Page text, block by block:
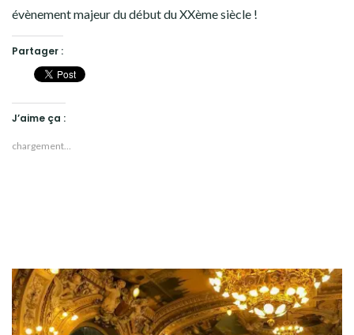
évènement majeur du début du XXème siècle !
Partager :
J’aime ça :
chargement…